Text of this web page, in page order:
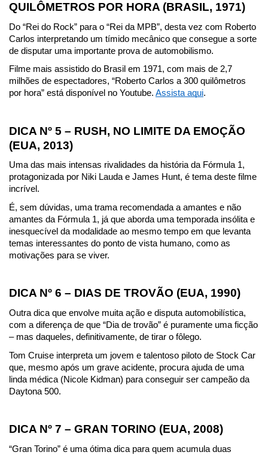
QUILÔMETROS POR HORA (BRASIL, 1971)
Do “Rei do Rock” para o “Rei da MPB”, desta vez com Roberto
Carlos interpretando um tímido mecânico que consegue a sorte
de disputar uma importante prova de automobilismo.
Filme mais assistido do Brasil em 1971, com mais de 2,7
milhões de espectadores, “Roberto Carlos a 300 quilômetros
por hora” está disponível no Youtube. Assista aqui.
DICA Nº 5 – RUSH, NO LIMITE DA EMOÇÃO
(EUA, 2013)
Uma das mais intensas rivalidades da história da Fórmula 1,
protagonizada por Niki Lauda e James Hunt, é tema deste filme
incrível.
É, sem dúvidas, uma trama recomendada a amantes e não
amantes da Fórmula 1, já que aborda uma temporada insólita e
inesquecível da modalidade ao mesmo tempo em que levanta
temas interessantes do ponto de vista humano, como as
motivações para se viver.
DICA Nº 6 – DIAS DE TROVÃO (EUA, 1990)
Outra dica que envolve muita ação e disputa automobilística,
com a diferença de que “Dia de trovão” é puramente uma ficção
– mas daqueles, definitivamente, de tirar o fôlego.
Tom Cruise interpreta um jovem e talentoso piloto de Stock Car
que, mesmo após um grave acidente, procura ajuda de uma
linda médica (Nicole Kidman) para conseguir ser campeão da
Daytona 500.
DICA Nº 7 – GRAN TORINO (EUA, 2008)
“Gran Torino” é uma ótima dica para quem acumula duas